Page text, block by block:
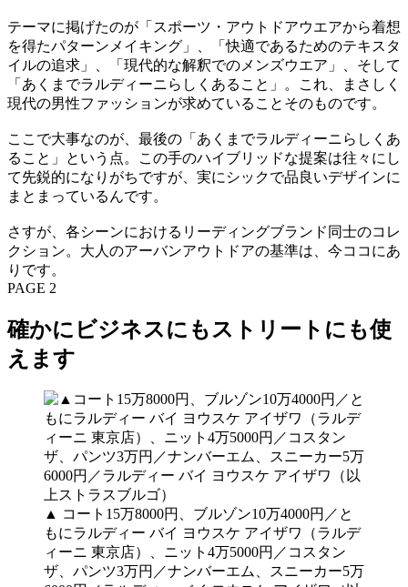
テーマに掲げたのが「スポーツ・アウトドアウエアから着想
を得たパターンメイキング」、「快適であるためのテキスタ
イルの追求」、「現代的な解釈でのメンズウエア」、そして
「あくまでラルディーニらしくあること」。これ、まさしく
現代の男性ファッションが求めていることそのものです。
ここで大事なのが、最後の「あくまでラルディーニらしくあ
ること」という点。この手のハイブリッドな提案は往々にし
て先鋭的になりがちですが、実にシックで品良いデザインに
まとまっているんです。
さすが、各シーンにおけるリーディングブランド同士のコレ
クション。大人のアーバンアウトドアの基準は、今ココにあ
りです。
PAGE 2
確かにビジネスにもストリートにも使
えます
▲ コート15万8000円、ブルゾン10万4000円／と
もにラルディー バイ ヨウスケ アイザワ（ラルデ
ィーニ 東京店）、ニット4万5000円／コスタン
ザ、パンツ3万円／ナンバーエム、スニーカー5万